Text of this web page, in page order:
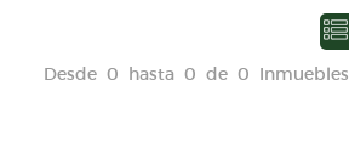
Desde 0 hasta 0 de 0 Inmuebles